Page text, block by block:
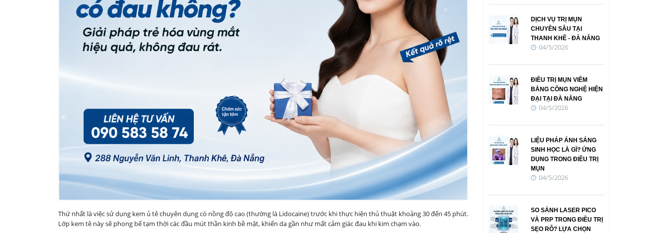
Thứ nhất là việc sử dụng kem ủ tê chuyên dụng có nồng độ cao (thường là Lidocaine) trước khi thực hiện thủ thuật khoảng 30 đến 45 phút.
Lớp kem tê này sẽ phong bế tạm thời các đầu mút thần kinh bề mặt, khiến da gần như mất cảm giác đau khi kim chạm vào.
DỊCH VỤ TRỊ MỤN
CHUYÊN SÂU TẠI
THANH KHÊ - ĐÀ NẴNG
04/5/2026
ĐIỀU TRỊ MỤN VIÊM
BẰNG CÔNG NGHỆ HIỆN
ĐẠI TẠI ĐÀ NẴNG
04/5/2026
LIỆU PHÁP ÁNH SÁNG
SINH HỌC LÀ GÌ? ỨNG
DỤNG TRONG ĐIỀU TRỊ
MỤN
04/5/2026
SO SÁNH LASER PICO
VÀ PRP TRONG ĐIỀU TRỊ
SẸO RỖ? LỰA CHỌN